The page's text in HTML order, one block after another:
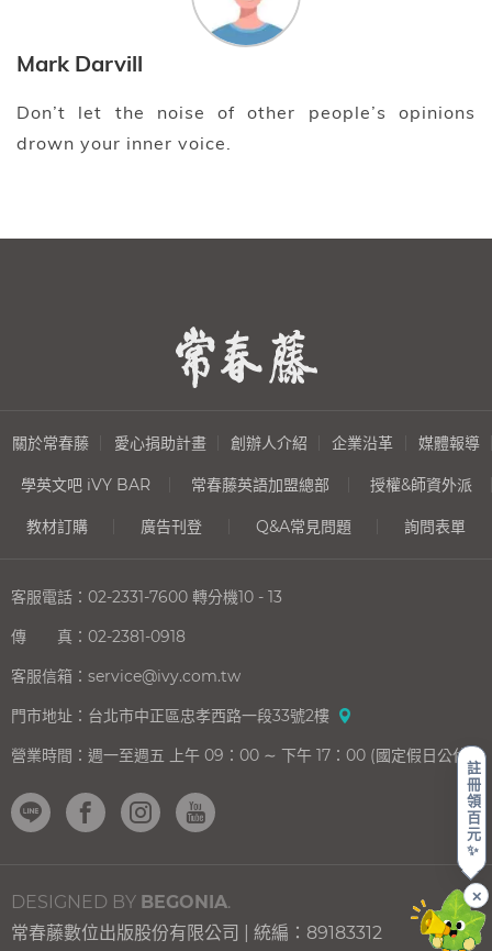
註
冊
領
百
元
✨
✕
Mark Darvill
Don’t let the noise of other people’s opinions
drown your inner voice.
上一則 下一則
關於常春藤 愛心捐助計畫 創辦人介紹 企業沿革 媒體報導
學英文吧 iVY BAR 常春藤英語加盟總部 授權&師資外派
教材訂購 廣告刊登 Q&A常見問題 詢問表單
客服電話： 02-2331-7600 轉分機10 - 13
傳 真： 02-2381-0918
客服信箱： service@ivy.com.tw
門市地址： 台北市中正區忠孝西路一段33號2樓
營業時間： 週一至週五 上午 09：00 ∼ 下午 17：00 (國定假日公休)
DESIGNED BY BEGONIA.
常春藤數位出版股份有限公司 | 統編：89183312